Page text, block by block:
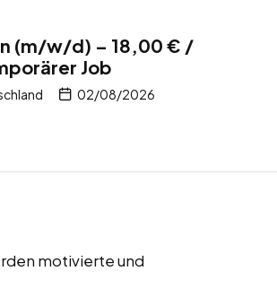
(m/w/d) – 18,00 € /
Job
02/08/2026
motivierte und